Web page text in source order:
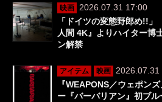
映画
2026.07.31 17:00
「ドイツの変態野郎め!!
人間 4K』よりハイター博
ン解禁
アイテム 映画
2026.07.31
『WEAPONS／ウェポン
ー『バーバリアン』初ブ